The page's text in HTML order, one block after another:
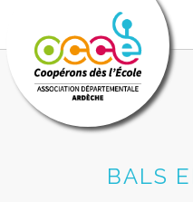
GERER SA COOPERATIVE
BALS